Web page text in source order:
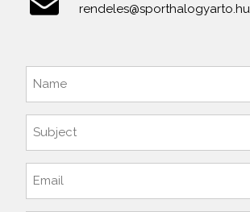
rendeles@sporthalogyarto.hu